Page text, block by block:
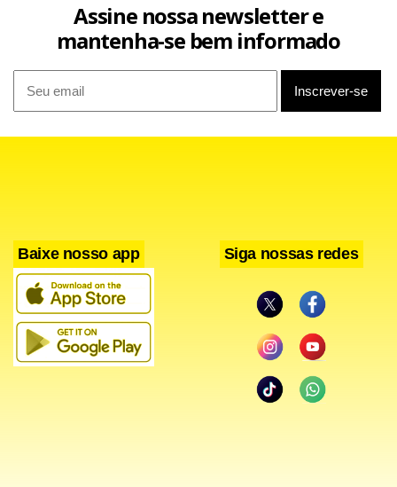
Facebook
WhatsApp
LinkedIn
Twitter
X Telegram
Share
Assine nossa newsletter e
mantenha-se bem informado
Baixe nosso app Siga nossas redes